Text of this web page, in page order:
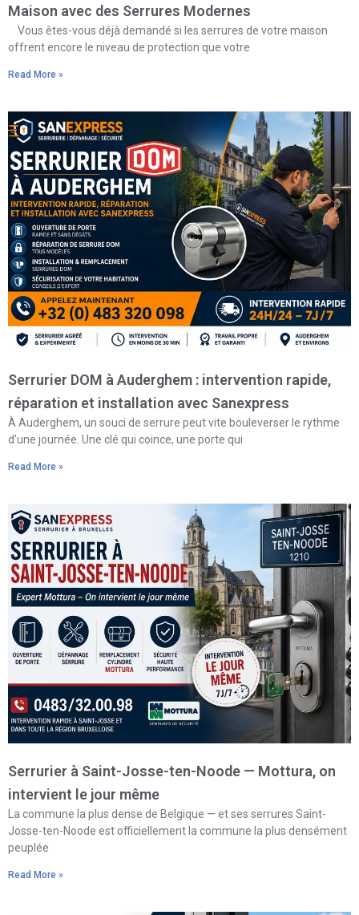
Maison avec des Serrures Modernes
Vous êtes-vous déjà demandé si les serrures de votre maison
offrent encore le niveau de protection que votre
Read More »
Serrurier DOM à Auderghem : intervention rapide,
réparation et installation avec Sanexpress
À Auderghem, un souci de serrure peut vite bouleverser le rythme
d’une journée. Une clé qui coince, une porte qui
Read More »
Serrurier à Saint-Josse-ten-Noode — Mottura, on
intervient le jour même
La commune la plus dense de Belgique — et ses serrures Saint-
Josse-ten-Noode est officiellement la commune la plus densément
peuplée
Read More »